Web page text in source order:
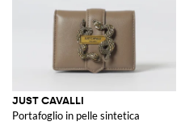
JUST CAVALLI
Portafoglio in pelle sintetica